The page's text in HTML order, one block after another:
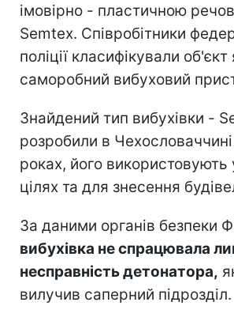
імовірно - пластичною
Semtex. Співробітники
поліції класифікували
саморобний вибуховий
Знайдений тип вибухівки -
розробили в
роках, його використовують
цілях та для знесення
За даними органів безпеки
вибухівка не спрацювала
несправність детонатора,
вилучив саперний підрозділ.